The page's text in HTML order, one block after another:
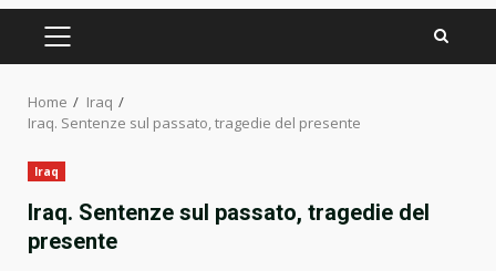
PRIMARY
MENU
Home
Iraq
Iraq. Sentenze sul passato, tragedie del presente
Iraq
Iraq. Sentenze sul passato, tragedie del
presente